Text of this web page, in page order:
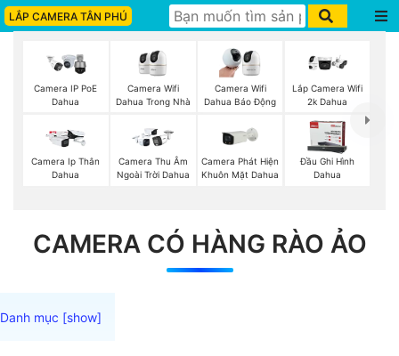
LẮP CAMERA TÂN PHÚ
Camera IP PoE
Dahua
Camera Wifi
Dahua Trong Nhà
Camera Wifi
Dahua Báo Động
Lắp Camera Wifi
2k Dahua
Camera Ip Thân
Dahua
Camera Thu Âm
Ngoài Trời Dahua
Camera Phát Hiện
Khuôn Mặt Dahua
Đầu Ghi Hình
Dahua
CAMERA CÓ HÀNG RÀO ẢO